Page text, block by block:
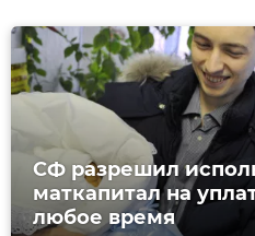
СФ разрешил
маткапитал на
любое время